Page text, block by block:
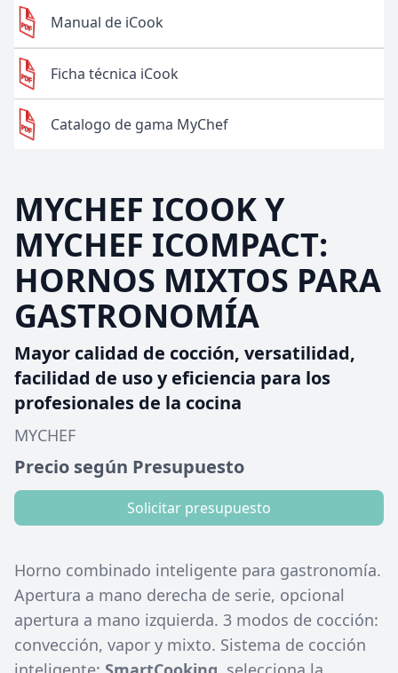
Manual de iCook
Ficha técnica iCook
Catalogo de gama MyChef
MYCHEF ICOOK Y
MYCHEF ICOMPACT:
HORNOS MIXTOS PARA
GASTRONOMÍA
Mayor calidad de cocción, versatilidad,
facilidad de uso y eficiencia para los
profesionales de la cocina
MYCHEF
Precio según Presupuesto
Solicitar presupuesto
Horno combinado inteligente para gastronomía.
Apertura a mano derecha de serie, opcional
apertura a mano izquierda. 3 modos de cocción:
convección, vapor y mixto. Sistema de cocción